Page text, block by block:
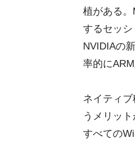
植がある
するセッシ
NVIDIAの
率的に
ネイティ
うメリッ
すべての